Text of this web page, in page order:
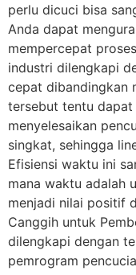
perlu dicuci bisa
Anda dapat
mempercepat
industri dilengkapi
cepat dibandingkan
tersebut tentu
menyelesaikan
singkat, sehingga
Efisiensi waktu ini
mana waktu adalah
menjadi nilai positif
Canggih untuk
dilengkapi dengan
pemrogram